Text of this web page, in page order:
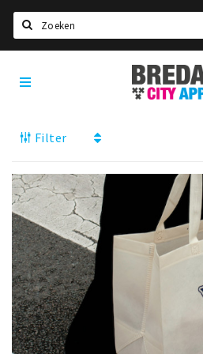
Home
Deals
Nieuws, interviews & blogs
Eten
Drinken
Slapen
Recreatief
Winkels
Breda
City
App
Filter